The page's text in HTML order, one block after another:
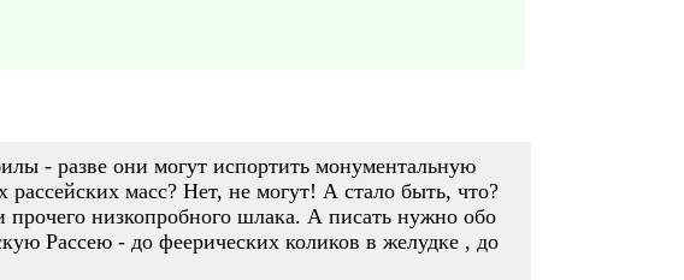
- разве они могут испортить монументальную
масс? Нет, не могут! А стало быть, что?
низкопробного шлака. А писать нужно обо
Рассею - до феерических коликов в желудке , до